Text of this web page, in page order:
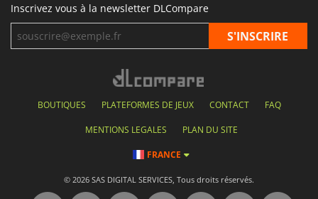
Inscrivez vous à la newsletter DLCompare
BOUTIQUES PLATEFORMES DE JEUX CONTACT FAQ
MENTIONS LEGALES PLAN DU SITE
FRANCE
© 2026 SAS DIGITAL SERVICES, Tous droits réservés.